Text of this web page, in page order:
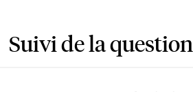
Suivi de la question